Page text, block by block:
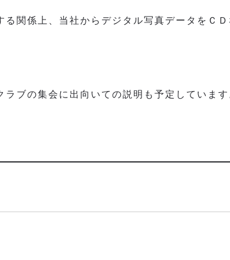
関係上、当社からデジタル写真データをＣＤ
ブの集会に出向いての説明も予定しています